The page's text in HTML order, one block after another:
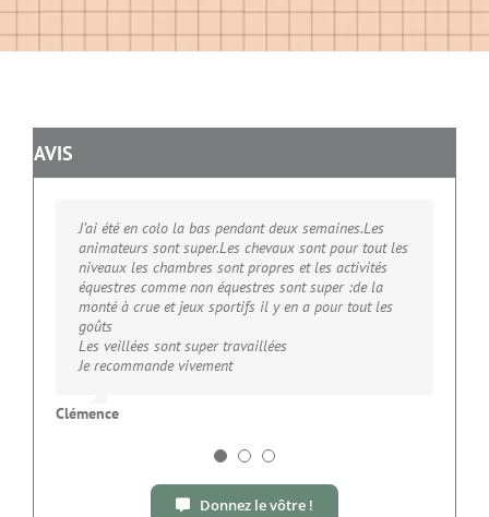
AVIS
J’ai été en colo la bas pendant deux semaines.Les
animateurs sont super.Les chevaux sont pour tout les
niveaux les chambres sont propres et les activités
équestres comme non équestres sont super :de la
monté à crue et jeux sportifs il y en a pour tout les
goûts
Les veillées sont super travaillées
Je recommande vivement
Clémence
J’ai été en colo la bas pendant deux semaines.Les
animateurs sont super.Les chevaux sont pour tout les
niveaux les chambres sont propres et les activités
équestres comme non équestres sont super :de la
monté à crue et jeux sportifs il y en a pour tout les
goûts
Les veillées sont super travaillées
Je recommande vivement
Gwenaelle est revenue enchantée et ravie. Nous
sommes contents qu’elle ait passer un bon séjour.
Elle a été un peu déçue par la cantine.
Merci pour tout.
Bonne organisation et chouette équipe dynamique
Bonne continuation pour les prochaines colos
Katell
Donnez le vôtre !